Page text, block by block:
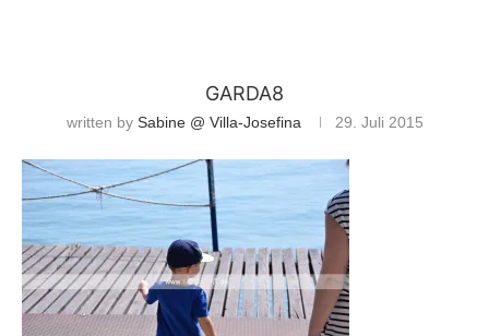
GARDA8
written by Sabine @ Villa-Josefina 29. Juli 2015